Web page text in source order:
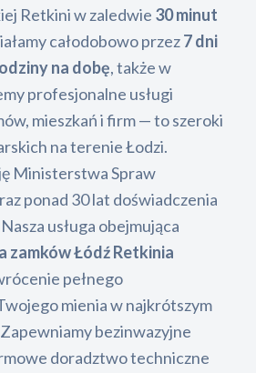
Retkini w zaledwie 30 minut
całodobowo przez7 dni
na dobę, także w
profesjonalne usługi
mieszkań i firm — to szeroki
na terenie Łodzi.
Ministerstwa Spraw
ponad 30 lat doświadczenia
usługa obejmująca
zamków Łódź Retkinia
pełnego
mienia w najkrótszym
bezinwazyjne
doradztwo techniczne